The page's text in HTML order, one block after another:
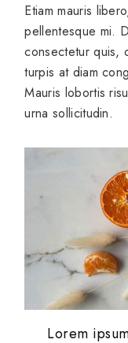
Etiam mauris
pellentesque mi.
consectetur quis,
turpis at diam
Mauris lobortis
urna sollicitudin.
Lorem